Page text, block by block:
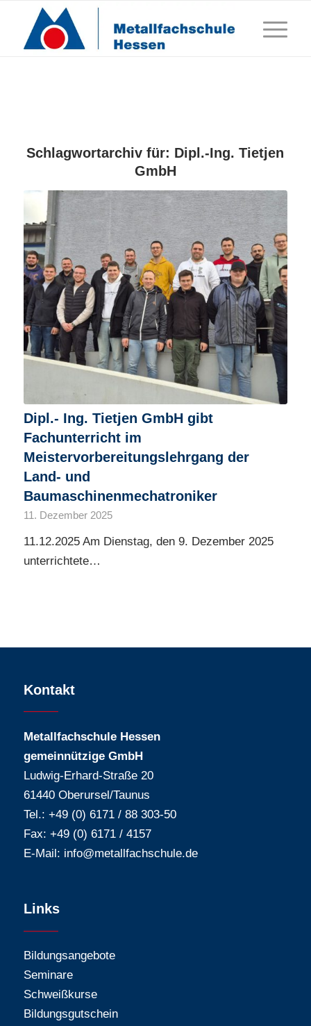
Schlagwortarchiv für: Dipl.-Ing. Tietjen
GmbH
Dipl.- Ing. Tietjen GmbH gibt
Fachunterricht im
Meistervorbereitungslehrgang der
Land- und
Baumaschinenmechatroniker
11. Dezember 2025
11.12.2025 Am Dienstag, den 9. Dezember 2025
unterrichtete…
Kontakt
Metallfachschule Hessen
gemeinnützige GmbH
Ludwig-Erhard-Straße 20
61440 Oberursel/Taunus
Tel.: +49 (0) 6171 / 88 303-50
Fax: +49 (0) 6171 / 4157
E-Mail: info@metallfachschule.de
Links
Bildungsangebote
Seminare
Schweißkurse
Bildungsgutschein